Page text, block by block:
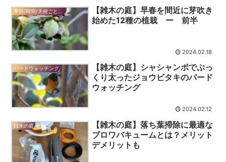
【雑木の庭】早春を間近に芽吹き
始めた12種の植栽 ー 前半
2024.02.18
バードウォッチング
【雑木の庭】シャシャンボでぷっ
くり太ったジョウビタキのバード
ウォッチング
2024.02.12
雑木の庭
【雑木の庭】落ち葉掃除に最適な
ブロワバキュームとは？メリット
デメリットも